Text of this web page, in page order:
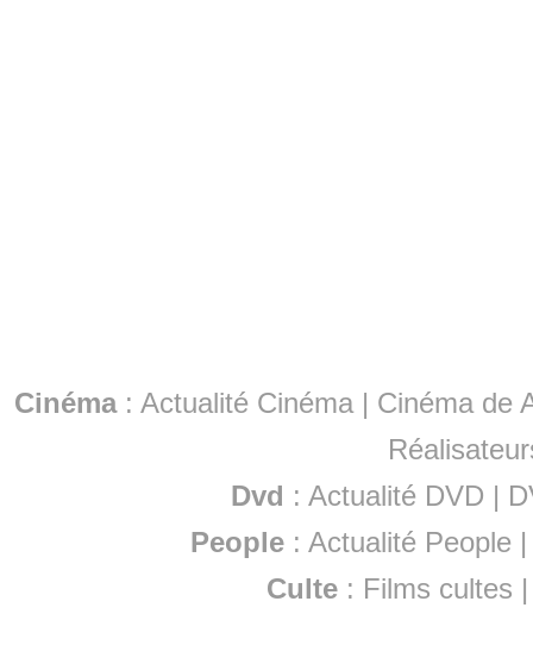
Cinéma: Actualité Cinéma | Cinéma de
Dvd : Actualité DVD |
People :Actualité People
Culte : Films cultes